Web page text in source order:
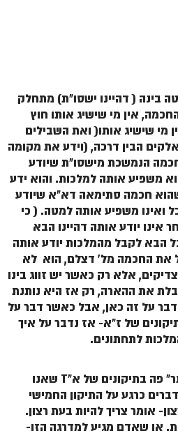
בינה ( דהיינו ישסו"ת) מתחלק
אין מי שישיג אותו חוץ
מי שישיג אותו( ואת השבילים
הבין דרכה, (וידע את מקומה
הנמשכת מישסו"ת שיודע
משפיע אותה למלכות. והוא ידע
חכמה סתימאה דא"א שיודע
ואינו משפיע אותה למטה. ( כי
יודע אותה דהיינו הבא
הבא לקבל מהמלכות יודע אותה
את החכמה מל' דצלם, הוא לא
אלא רק כאשר יש זווג בינו
את ההארה, רק אז היא נותנת
על זה כאן, אבל כאשר דבר על
של ז"א- אז נדבר על איך
לתחתונים.
כרגע מה שאותנו מעניין יותר" פה בתיקונים של א"T שאנו
כרגע על התיקון החמישי
אומר צריך להיות בעת רצון.
או שאדם מגיע למדרגה הזו-